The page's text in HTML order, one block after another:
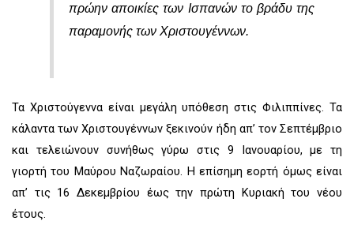
πρώην αποικίες των Ισπανών το βράδυ της
παραμονής των Χριστουγέννων.
Τα Χριστούγεννα είναι μεγάλη υπόθεση στις Φιλιππίνες. Τα
κάλαντα των Χριστουγέννων ξεκινούν ήδη απ’ τον Σεπτέμβριο
και τελειώνουν συνήθως γύρω στις 9 Ιανουαρίου, με τη
γιορτή του Μαύρου Ναζωραίου. Η επίσημη εορτή όμως είναι
απ’ τις 16 Δεκεμβρίου έως την πρώτη Κυριακή του νέου
έτους.